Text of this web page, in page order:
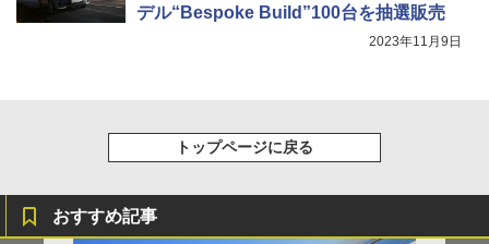
デル“Bespoke Build”100台を抽選販売
2023年11月9日
トップページに戻る
おすすめ記事